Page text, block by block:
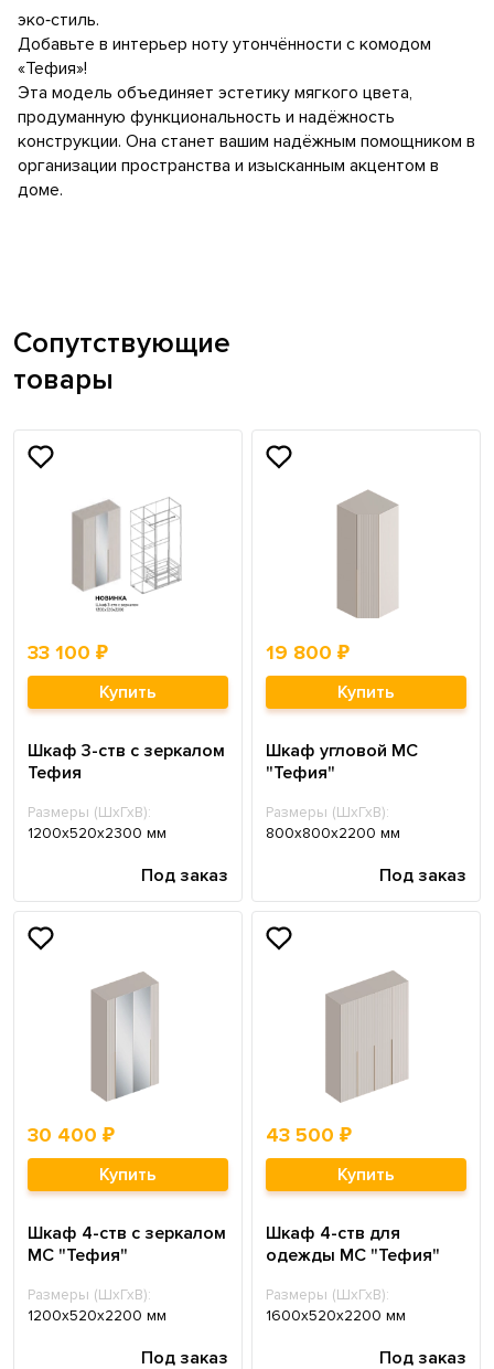
эко‑стиль.
Добавьте в интерьер ноту утончённости с комодом
«Тефия»!
Эта модель объединяет эстетику мягкого цвета,
продуманную функциональность и надёжность
конструкции. Она станет вашим надёжным помощником в
организации пространства и изысканным акцентом в
доме.
Сопутствующие
товары
33 100 ₽
Купить
Шкаф 3-ств с зеркалом
Тефия
Размеры (ШхГхВ):
1200х520х2300 мм
Под заказ
19 800 ₽
Купить
Шкаф угловой МС
"Тефия"
Размеры (ШхГхВ):
800х800х2200 мм
Под заказ
30 400 ₽
Купить
Шкаф 4-ств с зеркалом
МС "Тефия"
Размеры (ШхГхВ):
1200х520х2200 мм
Под заказ
43 500 ₽
Купить
Шкаф 4-ств для
одежды МС "Тефия"
Размеры (ШхГхВ):
1600х520х2200 мм
Под заказ